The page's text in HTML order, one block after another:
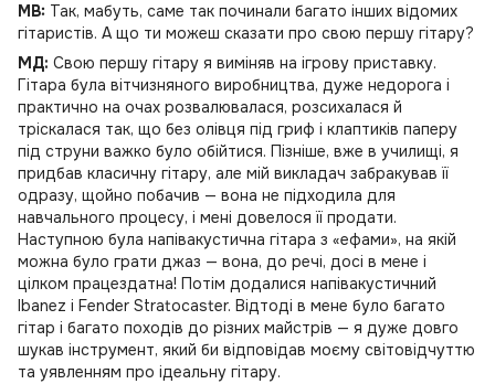
MB: Так, мабуть, саме так починали багато інших відомих
гітаристів. А що ти можеш сказати про свою першу гітару?
МД: Свою першу гітару я виміняв на ігрову приставку.
Гітара була вітчизняного виробництва, дуже недорога і
практично на очах розвалювалася, розсихалася й
тріскалася так, що без олівця під гриф і клаптиків паперу
під струни важко було обійтися. Пізніше, вже в училищі, я
придбав класичну гітару, але мій викладач забракував її
одразу, щойно побачив — вона не підходила для
навчального процесу, і мені довелося її продати.
Наступною була напівакустична гітара з «ефами», на якій
можна було грати джаз — вона, до речі, досі в мене і
цілком працездатна! Потім додалися напівакустичний
Ibanez і Fender Stratocaster. Відтоді в мене було багато
гітар і багато походів до різних майстрів — я дуже довго
шукав інструмент, який би відповідав моєму світовідчуттю
та уявленням про ідеальну гітару.